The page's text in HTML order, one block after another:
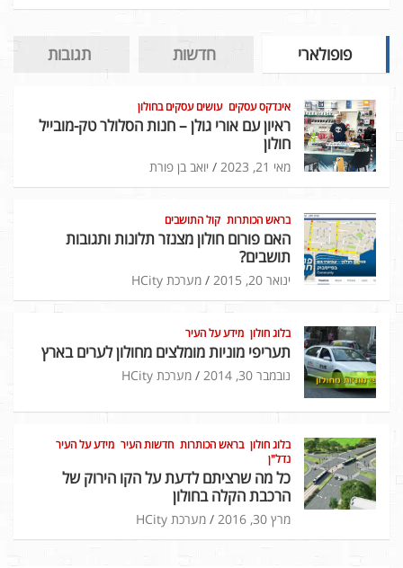
פופולארי חדשות תגובות
אינדקס עסקים עושים עסקים בחולון
ראיון עם אורי גולן – חנות הסלולר טק-מובייל
חולון
מאי 21, 2023 יואב בן פורת
בראש הכותרות קול התושבים
האם פורום חולון מצנזר תלונות ותגובות
תושבים?
ינואר 20, 2015 מערכת HCity
בלוג חולון מידע על העיר
תעריפי מוניות מומלצים מחולון לערים בארץ
נובמבר 30, 2014 מערכת HCity
בלוג חולון בראש הכותרות חדשות העיר מידע על העיר
נדל"ן
כל מה שרציתם לדעת על הקו הירוק של
הרכבת הקלה בחולון
מרץ 30, 2016 מערכת HCity